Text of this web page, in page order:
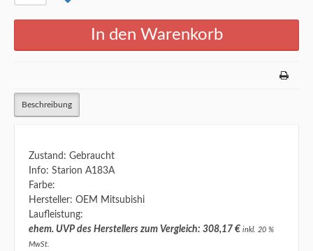
Beschreibung
Zustand: Gebraucht
Info: Starion A183A
Farbe:
Hersteller: OEM Mitsubishi
Laufleistung:
ehem. UVP des Herstellers zum Vergleich: 308,17 € inkl. 20 %
MwSt.